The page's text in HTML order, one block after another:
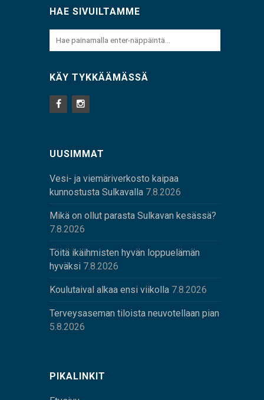
HAE SIVUILTAMME
KÄY TYKKÄÄMÄSSÄ
UUSIMMAT
Vesi- ja viemäriverkosto kaipaa
kunnostusta Sulkavalla 7.8.2026
Mikä on ollut parasta Sulkavan kesässä?
7.8.2026
Töitä ikäihmisten hyvän loppuelämän
hyväksi 7.8.2026
Koulutaival alkaa ensi viikolla 7.8.2026
Terveysaseman tiloista neuvotellaan pian
5.8.2026
PIKALINKIT